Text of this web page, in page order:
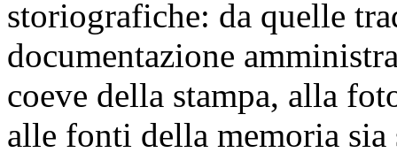
storiografiche: da quelle
documentazione
coeve della stampa, alla
alle fonti della memoria sia